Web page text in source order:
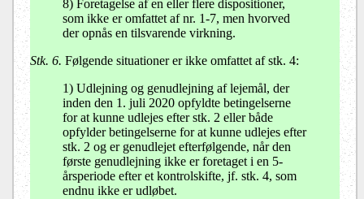
8) Foretagelse af en eller flere dispositioner,
som ikke er omfattet af nr. 1-7, men hvorved
der opnås en tilsvarende virkning.
Stk. 6. Følgende situationer er ikke omfattet af stk. 4:
1) Udlejning og genudlejning af lejemål, der
inden den 1. juli 2020 opfyldte betingelserne
for at kunne udlejes efter stk. 2 eller både
opfylder betingelserne for at kunne udlejes efter
stk. 2 og er genudlejet efterfølgende, når den
første genudlejning ikke er foretaget i en 5-
årsperiode efter et kontrolskifte, jf. stk. 4, som
endnu ikke er udløbet.